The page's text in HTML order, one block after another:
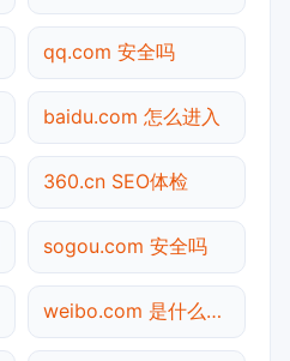
qq.com 安全吗
baidu.com 怎么进入
360.cn SEO体检
sogou.com 安全吗
weibo.com 是什么网站